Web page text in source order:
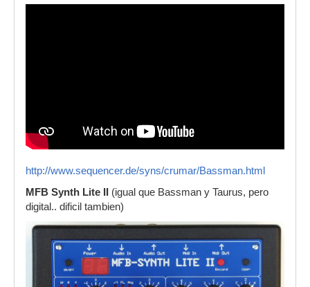
http://www.sequencer.de/syns/crumar/Bassman.html
MFB Synth Lite II (igual que Bassman y Taurus, pero
digital.. dificil tambien)